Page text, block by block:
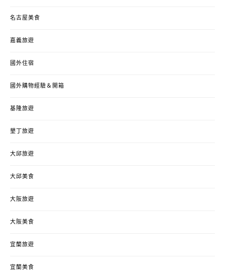
名古屋美食
嘉義旅遊
國外住宿
國外購物經驗＆開箱
基隆旅遊
墾丁旅遊
大邱旅遊
大邱美食
大阪旅遊
大阪美食
宜蘭旅遊
宜蘭美食